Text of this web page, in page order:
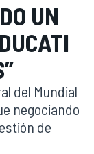
UN
del Mundial
negociando
de